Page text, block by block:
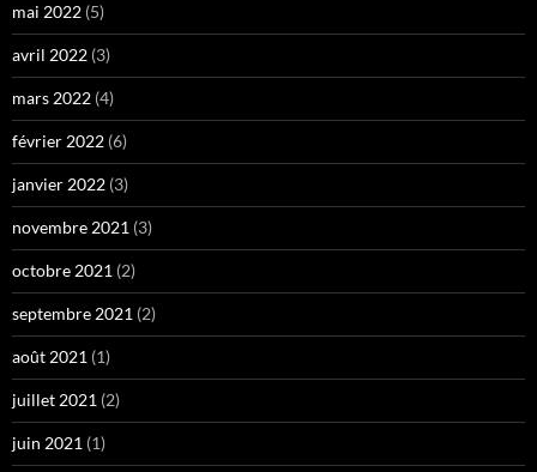
mai 2022 (5)
avril 2022 (3)
mars 2022 (4)
février 2022 (6)
janvier 2022 (3)
novembre 2021 (3)
octobre 2021 (2)
septembre 2021 (2)
août 2021 (1)
juillet 2021 (2)
juin 2021 (1)